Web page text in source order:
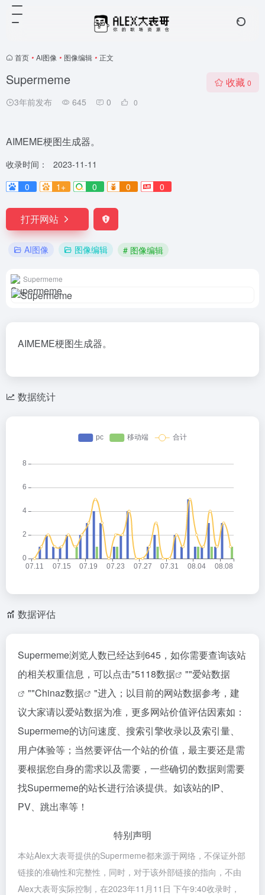
首页 • AI图像 • 图像编辑 • 正文
Supermeme
3年前发布 645 0 0
收藏 0
AIMEME梗图生成器。
收录时间：
2023-11-11
0
1+ 0 0 0
打开网站
AI图像 图像编辑 # 图像编辑
Supermeme
AIMEME梗图生成器。
数据统计
数据评估
Supermeme浏览人数已经达到645，如你需要查询该站
的相关权重信息，可以点击"5118数据 ""爱站数据
""Chinaz数据
"进入；以目前的网站数据参考，建
议大家请以爱站数据为准，更多网站价值评估因素如：
Supermeme的访问速度、搜索引擎收录以及索引量、
用户体验等；当然要评估一个站的价值，最主要还是需
要根据您自身的需求以及需要，一些确切的数据则需要
找Supermeme的站长进行洽谈提供。如该站的IP、
PV、跳出率等！
特别声明
本站Alex大表哥提供的Supermeme都来源于网络，不保证外部
链接的准确性和完整性，同时，对于该外部链接的指向，不由
Alex大表哥实际控制，在2023年11月11日 下午9:40收录时，